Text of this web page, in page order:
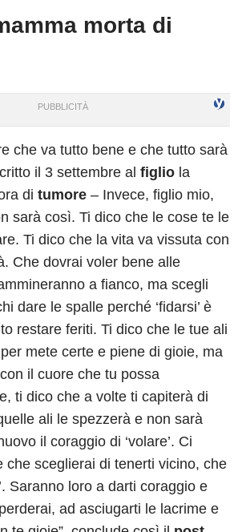
morta di
che va tutto bene e che tutto sarà
il 3 settembre al figlio la
di tumore – Invece, figlio mio,
sarà così. Ti dico che le cose te le
Ti dico che la vita va vissuta con
Che dovrai voler bene alle
a fianco, ma scegli
dare le spalle perché ‘fidarsi’ è
restare feriti. Ti dico che le tue ali
mete certe e piene di gioie, ma
il cuore che tu possa
ti dico che a volte ti capiterà di
ali le spezzerà e non sarà
il coraggio di ‘volare’. Ci
che sceglierai di tenerti vicino, che
Saranno loro a darti coraggio e
ad asciugarti le lacrime e